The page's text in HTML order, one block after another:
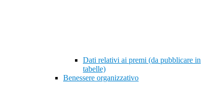
Dati relativi ai premi (da pubblicare in
tabelle)
Benessere organizzativo